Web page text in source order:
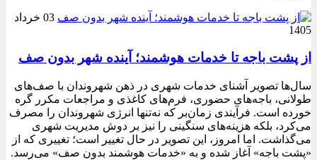
03 خرداد
1405
از پشت باجه تا خدمات هوشمند؛ آینده شهر بدون صف
سال‌ها تصویر آشنای خدمات شهری در ذهن شهروندان با صف‌های
طولانی، باجه‌های حضوری، فرم‌های کاغذی و مراجعات مکرر گره
خورده است. فرآیندی زمان‌بر که نه‌تنها انرژی شهروندان را مصرف
می‌کرد، بلکه هزینه‌های سنگینی را نیز بر دوش مدیریت شهری
می‌گذاشت. اما امروز، این تصویر در حال تغییر است؛ تغییری که از
«پشت باجه» آغاز شده و به «خدمات هوشمند بدون صف» می‌رسد.